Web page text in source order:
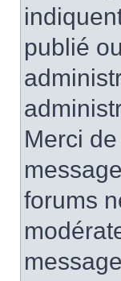
publié
Merci
forums